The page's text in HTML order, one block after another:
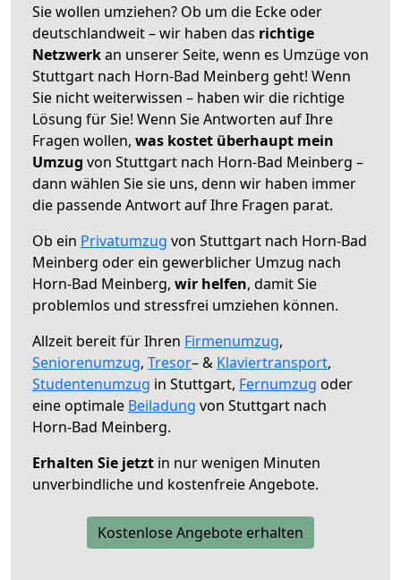
Sie wollen umziehen? Ob um die Ecke oder
deutschlandweit – wir haben das richtige
Netzwerkan unserer Seite, wenn es Umzüge von
Stuttgart nach Horn-Bad Meinberg geht! Wenn
Sie nicht weiterwissen – haben wir die richtige
Lösung für Sie! Wenn Sie Antworten auf Ihre
Fragen wollen, was kostet überhaupt mein
Umzug von Stuttgart nach Horn-Bad Meinberg –
dann wählen Sie sie uns, denn wir haben immer
die passende Antwort auf Ihre Fragen parat.
Ob ein Privatumzug von Stuttgart nach Horn-Bad
Meinberg oder ein gewerblicher Umzug nach
Horn-Bad Meinberg, wir helfen, damit Sie
problemlos und stressfrei umziehen können.
Allzeit bereit für Ihren Firmenumzug,
Seniorenumzug, Tresor– & Klaviertransport,
Studentenumzug in Stuttgart, Fernumzug oder
eine optimale Beiladung von Stuttgart nach
Horn-Bad Meinberg.
Erhalten Sie jetzt in nur wenigen Minuten
unverbindliche und kostenfreie Angebote.
Kostenlose Angebote erhalten